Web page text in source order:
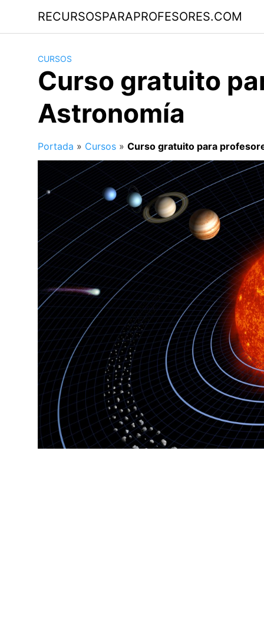
contenido
RECURSOSPARAPROFESORES.COM
CURSOS
Curso gratuito
Astronomía
Portada » Cursos » Curso gratuito para